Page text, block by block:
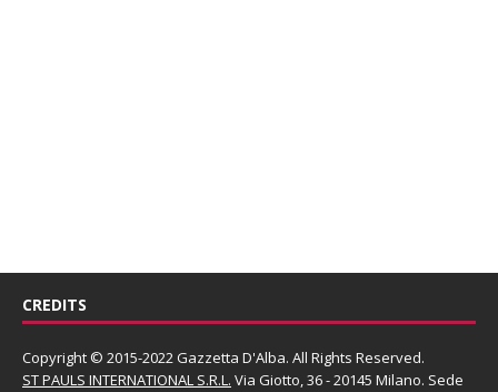
CREDITS
Copyright © 2015-2022 Gazzetta D'Alba. All Rights Reserved.
ST PAULS INTERNATIONAL S.R.L. Via Giotto, 36 - 20145 Milano. Sede